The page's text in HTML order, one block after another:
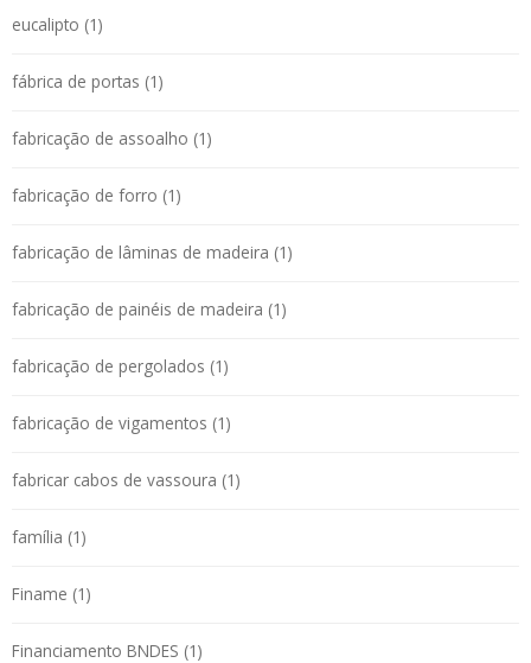
eucalipto (1)
fábrica de portas (1)
fabricação de assoalho (1)
fabricação de forro (1)
fabricação de lâminas de madeira (1)
fabricação de painéis de madeira (1)
fabricação de pergolados (1)
fabricação de vigamentos (1)
fabricar cabos de vassoura (1)
família (1)
Finame (1)
Financiamento BNDES (1)